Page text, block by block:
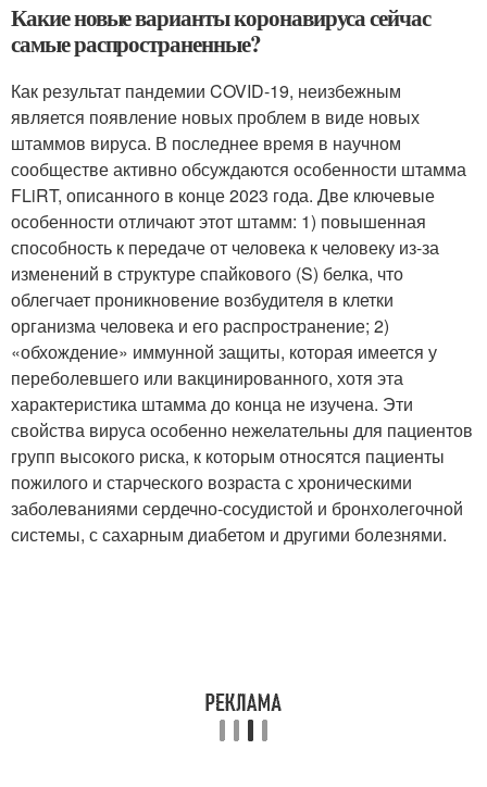
Какие новые варианты коронавируса сейчас
самые распространенные?
Как результат пандемии COVID-19, неизбежным
является появление новых проблем в виде новых
штаммов вируса. В последнее время в научном
сообществе активно обсуждаются особенности штамма
FLiRT, описанного в конце 2023 года. Две ключевые
особенности отличают этот штамм: 1) повышенная
способность к передаче от человека к человеку из-за
изменений в структуре спайкового (S) белка, что
облегчает проникновение возбудителя в клетки
организма человека и его распространение; 2)
«обхождение» иммунной защиты, которая имеется у
переболевшего или вакцинированного, хотя эта
характеристика штамма до конца не изучена. Эти
свойства вируса особенно нежелательны для пациентов
групп высокого риска, к которым относятся пациенты
пожилого и старческого возраста с хроническими
заболеваниями сердечно-сосудистой и бронхолегочной
системы, с сахарным диабетом и другими болезнями.